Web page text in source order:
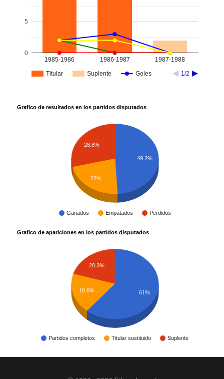
Titular Suplente Goles 1/2
1985-1986 1986-1987 1987-1988
0
5
Grafico de resultados en los partidos disputados
Ganados Empatados Perdidos
49.2%
28.8%
22%
Grafico de apariciones en los partidos disputados
Partidos completos Titular sustituido Suplente
20.3%
18.6% 61%